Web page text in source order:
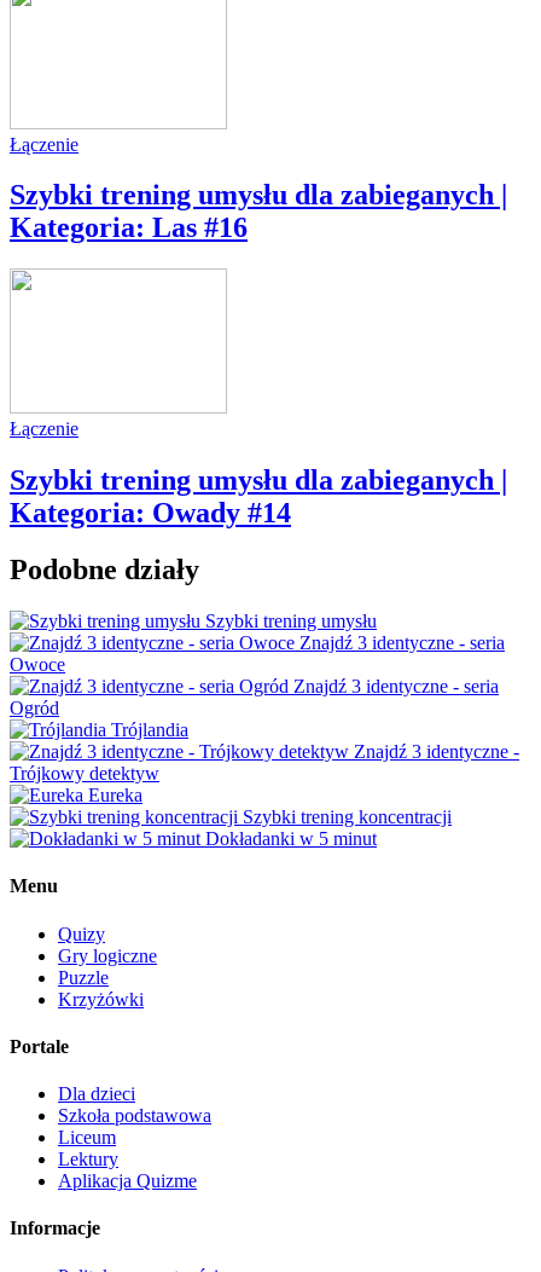
Łączenie
Szybki trening umysłu dla zabieganych |
Kategoria: Las #16
Łączenie
Szybki trening umysłu dla zabieganych |
Kategoria: Owady #14
Podobne działy
Szybki trening umysłu
Znajdź 3 identyczne - seria
Owoce
Znajdź 3 identyczne - seria
Ogród
Trójlandia
Znajdź 3 identyczne -
Trójkowy detektyw
Eureka
Szybki trening koncentracji
Dokładanki w 5 minut
Menu
Quizy
Gry logiczne
Puzzle
Krzyżówki
Portale
Dla dzieci
Szkoła podstawowa
Liceum
Lektury
Aplikacja Quizme
Informacje